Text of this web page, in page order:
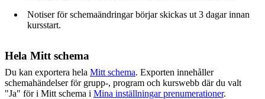
Notiser för schemaändringar börjar skickas ut 3 dagar innan
kursstart.
Hela Mitt schema
Du kan exportera hela Mitt schema. Exporten innehåller
schemahändelser för grupp-, program och kurswebb där du valt
"Ja" för i Mitt schema i Mina inställningar prenumerationer.